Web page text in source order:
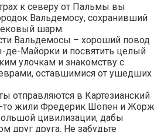
к северу от Пальмы вы
Вальдемосу, сохранивший
шарм.
Вальдемосы – хороший повод
де-Майорки и посвятить целый
улочкам и знакомству с
оставшимися от ушедших
отправляются в Картезианский
то жили Фредерик Шопен и Жорж
цивилизации, дабы
друг друга. Не забудьте